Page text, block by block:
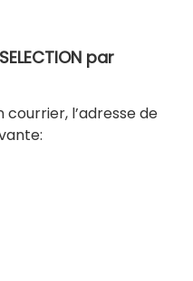
par
courrier, l’adresse de